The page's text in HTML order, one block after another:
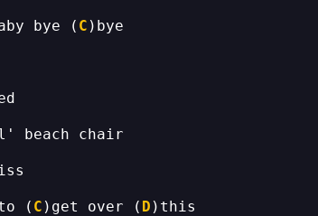
bye ( C
( C )get over ( D